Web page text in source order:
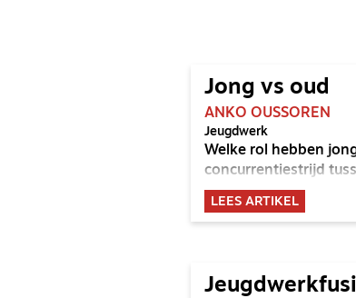
Jong vs oud
ANKO OUSSOREN
Jeugdwerk
Welke rol hebben
concurrentiestrijd
LEES ARTIKEL